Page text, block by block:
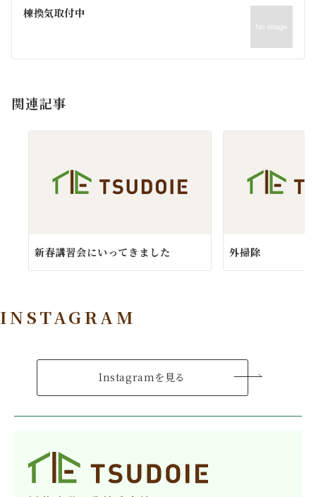
ゲ
シ
ン
棟換気取付中
関連記事
新春講習会にいってきました 外掃除
INSTAGRAM
Instagramを見る